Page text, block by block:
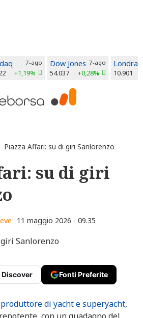
7-ago
+1,19%
Dow Jones 7-ago
54.037 +0,28%
Londra
10.901
Piazza Affari: su di giri Sanlorenzo
su di giri
11 maggio 2026 - 09.35
Discover Fonti Preferite
di yacht e superyacht,